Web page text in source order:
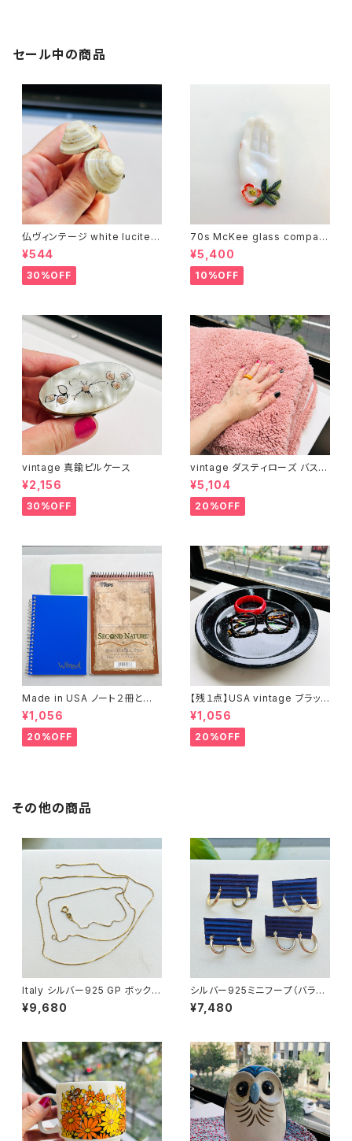
セール中の商品
仏ヴィンテージ white lucite c
onfetti 山型イヤリング
¥544
30%OFF
70s McKee glass compan
y ハンドペイントハンド小皿
（赤）
¥5,400
10%OFF
vintage 真鍮ピルケース
¥2,156
30%OFF
vintage ダスティローズ バスマ
ット
¥5,104
20%OFF
Made in USA ノート２冊とお
まけ
¥1,056
20%OFF
【残１点】USA vintage ブラック
琺瑯プレート
¥1,056
20%OFF
その他の商品
Italy シルバー925 GP ボックス
チェーン（76cm）
¥9,680
シルバー925ミニフープ（バラ売
り）
¥7,480